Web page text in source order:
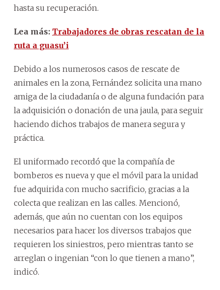
hasta su recuperación.
Lea más: Trabajadores de obras rescatan de la
ruta a guasu’i
Debido a los numerosos casos de rescate de
animales en la zona, Fernández solicita una mano
amiga de la ciudadanía o de alguna fundación para
la adquisición o donación de una jaula, para seguir
haciendo dichos trabajos de manera segura y
práctica.
El uniformado recordó que la compañía de
bomberos es nueva y que el móvil para la unidad
fue adquirida con mucho sacrificio, gracias a la
colecta que realizan en las calles. Mencionó,
además, que aún no cuentan con los equipos
necesarios para hacer los diversos trabajos que
requieren los siniestros, pero mientras tanto se
arreglan o ingenian “con lo que tienen a mano”,
indicó.